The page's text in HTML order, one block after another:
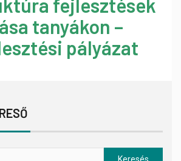
fejlesztések
tanyákon –
pályázat